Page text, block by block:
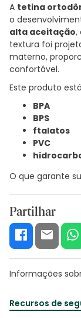
A tetina
o
alta aceitação,
textura foi
materno,
confortável.
Este produto
BPA
BPS
ftalatos
PVC
O que garante
Partilhar
Informações
Recursos de